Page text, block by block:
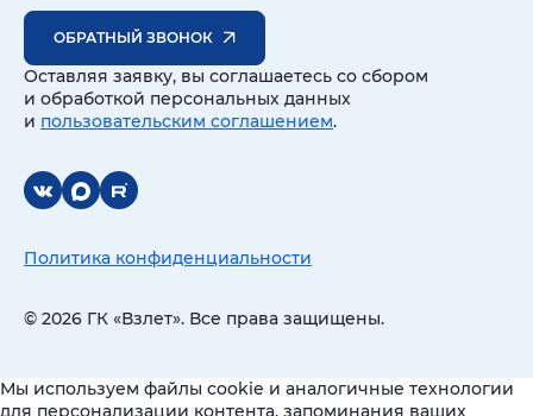
ОБРАТНЫЙ ЗВОНОК
Оставляя заявку, вы соглашаетесь со сбором
и обработкой персональных данных
и пользовательским соглашением.
© 2026 ГК «Взлет». Все права защищены.
Политика конфиденциальности
Мы используем файлы cookie и аналогичные технологии
для персонализации контента, запоминания ваших